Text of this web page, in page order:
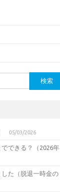
05/03/2026
できる？（2026年
た（脱退一時金の